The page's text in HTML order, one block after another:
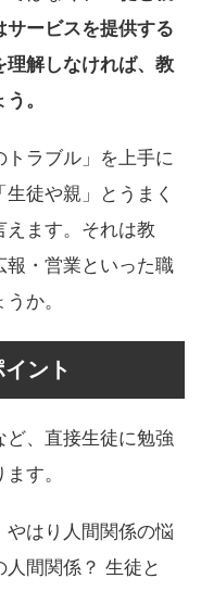
ービスを提供する
理解しなければ、教
。
ラブル」を上手に
徒や親」とうまく
ます。それは教
報・営業といった職
か。
ント
、直接生徒に勉強
す。
はり人間関係の悩
間関係？ 生徒と